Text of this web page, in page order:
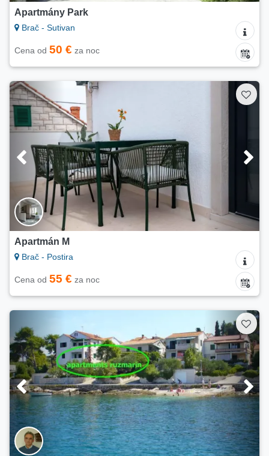
Apartmány Park
Brač - Sutivan
Cena od 50 € za noc
Apartmán M
Brač - Postira
Cena od 55 € za noc